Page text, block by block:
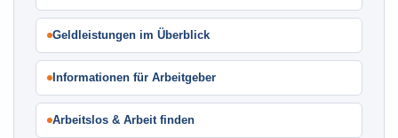
Geldleistungen im Überblick
Informationen für Arbeitgeber
Arbeitslos & Arbeit finden